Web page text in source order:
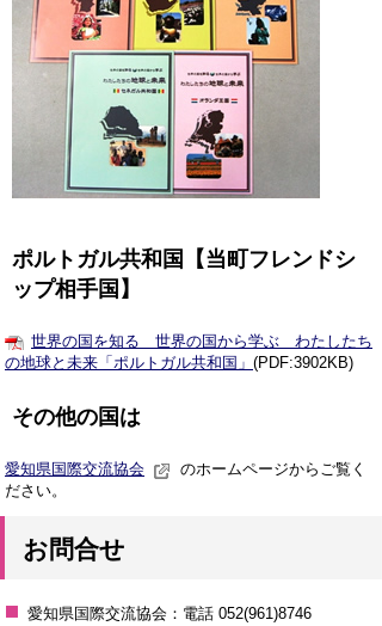
ポルトガル共和国【当町フレンドシ
ップ相手国】
世界の国を知る 世界の国から学ぶ わたしたち
の地球と未来「ポルトガル共和国」 (PDF:3902KB)
その他の国は
愛知県国際交流協会
のホームページからご覧く
ださい。
お問合せ
愛知県国際交流協会：電話 052(961)8746